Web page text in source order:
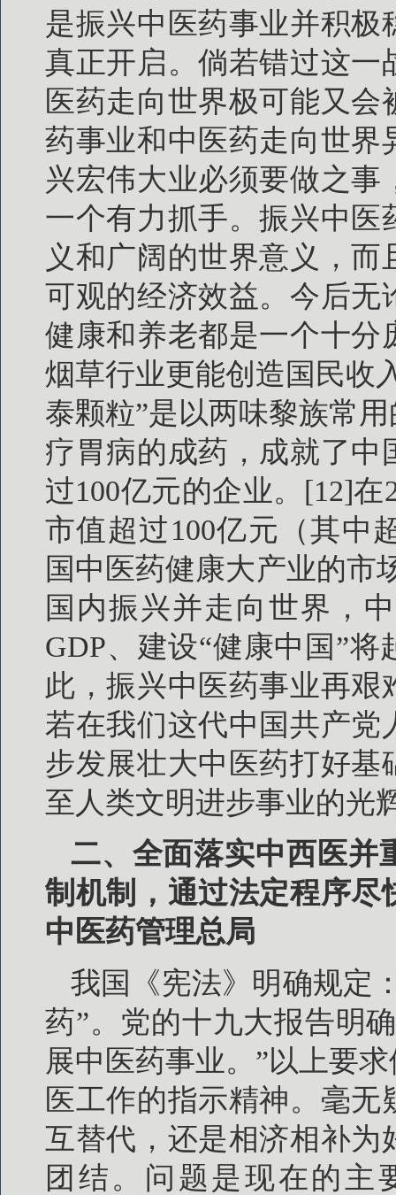
是振兴中医药事业并积
真正开启。倘若错过这一
医药走向世界极可能又
药事业和中医药走向世界
兴宏伟大业必须要做之
一个有力抓手。振兴中
义和广阔的世界意义，
可观的经济效益。今后无
健康和养老都是一个十分
烟草行业更能创造国民收
泰颗粒”是以两味黎族常
疗胃病的成药，成就了
过100亿元的企业。[12]
市值超过100亿元（其中
国中医药健康大产业的市
国内振兴并走向世界，
GDP、建设“健康中国”
此，振兴中医药事业再
若在我们这代中国共产党
步发展壮大中医药打好
至人类文明进步事业的光
二、全面落实中西医并
制机制，通过法定程序尽
中医药管理总局
我国《宪法》明确规定
药”。党的十九大报告明
展中医药事业。”以上要
医工作的指示精神。毫
互替代，还是相济相补为
团结。问题是现在的主